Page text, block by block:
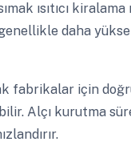
ısıtıcı
daha
fabrikalar için
Alçı kurutma